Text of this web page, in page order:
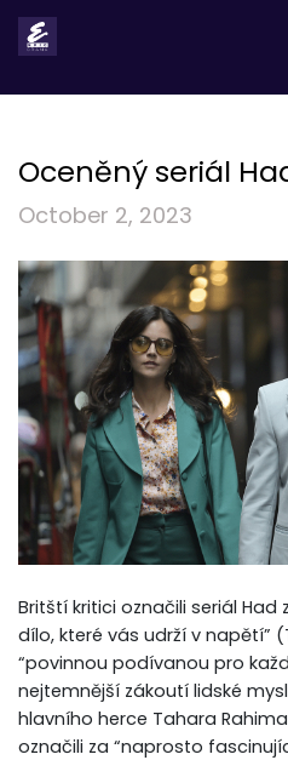
Oceněný seriál
October 2, 2023
Britští kritici označili seriál Had
dílo, které vás udrží v napětí”
“povinnou podívanou pro
nejtemnější zákoutí lidské
hlavního herce Tahara
označili za “naprosto